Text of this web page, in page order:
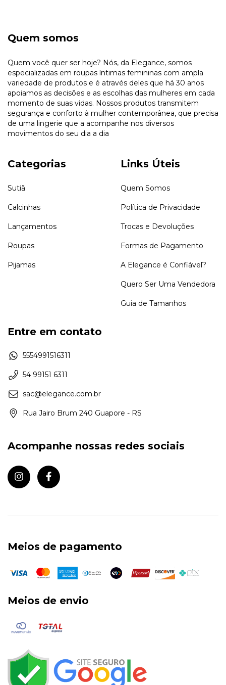
Quem somos
Quem você quer ser hoje? Nós, da Elegance, somos
especializadas em roupas íntimas femininas com ampla
variedade de produtos e é através deles que há 30 anos
apoiamos as decisões e as escolhas das mulheres em cada
momento de suas vidas. Nossos produtos transmitem
segurança e conforto à mulher contemporânea, que precisa
de uma lingerie que a acompanhe nos diversos
movimentos do seu dia a dia
Categorias
Sutiã
Calcinhas
Lançamentos
Roupas
Pijamas
Links Úteis
Quem Somos
Política de Privacidade
Trocas e Devoluções
Formas de Pagamento
A Elegance é Confiável?
Quero Ser Uma Vendedora
Guia de Tamanhos
Entre em contato
5554991516311
54 99151 6311
sac@elegance.com.br
Rua Jairo Brum 240 Guapore - RS
Acompanhe nossas redes sociais
Meios de pagamento
Meios de envio